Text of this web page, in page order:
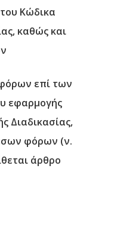
Κώδικα
καθώς και
επί των
εφαρμογής
Διαδικασίας,
φόρων (ν.
άρθρο